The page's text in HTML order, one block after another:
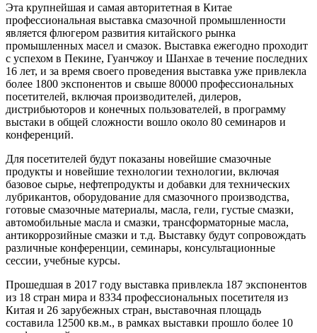
Эта крупнейшая и самая авторитетная в Китае
профессиональная выставка смазочной промышленности
является флюгером развития китайского рынка
промышленных масел и смазок. Выставка ежегодно проходит
с успехом в Пекине, Гуанчжоу и Шанхае в течение последних
16 лет, и за время своего проведения выставка уже привлекла
более 1800 экспонентов и свыше 80000 профессиональных
посетителей, включая производителей, дилеров,
дистрибьюторов и конечных пользователей, в программу
выстаки в общей сложности вошло около 80 семинаров и
конференций.
Для посетителей будут показаны новейшие смазочные
продукты и новейшие технологии технологии, включая
базовое сырье, нефтепродукты и добавки для технических
лубрикантов, оборудование для смазочного производства,
готовые смазочные материалы, масла, гели, густые смазки,
автомобильные масла и смазки, трансформаторные масла,
антикоррозийные смазки и т.д. Выставку будут сопровождать
различные конференции, семинары, консультационные
сессии, учебные курсы.
Прошедшая в 2017 году выставка привлекла 187 экспонентов
из 18 стран мира и 8334 профессиональных посетителя из
Китая и 26 зарубежных стран, выставочная площадь
составила 12500 кв.м., в рамках выставки прошло более 10